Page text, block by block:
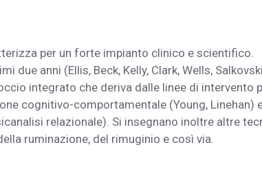
per un forte impianto clinico e scientifico.
due anni (Ellis, Beck, Kelly, Clark, Wells,
integrato che deriva dalle linee di intervento
cognitivo-comportamentale (Young, Linehan)
relazionale). Si insegnano inoltre altre
ruminazione, del rimuginio e così via.